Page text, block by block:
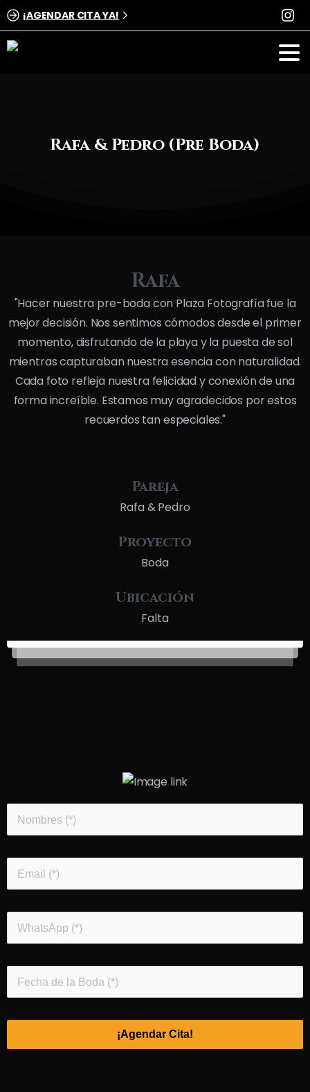
¡AGENDAR CITA YA!
Rafa & Pedro (Pre Boda)
Rafa
"Hacer nuestra pre-boda con Plaza Fotografía fue la
mejor decisión. Nos sentimos cómodos desde el primer
momento, disfrutando de la playa y la puesta de sol
mientras capturaban nuestra esencia con naturalidad.
Cada foto refleja nuestra felicidad y conexión de una
forma increíble. Estamos muy agradecidos por estos
recuerdos tan especiales."
Pareja
Rafa & Pedro
Proyecto
Boda
Ubicación
Falta
¡Agendar Cita!